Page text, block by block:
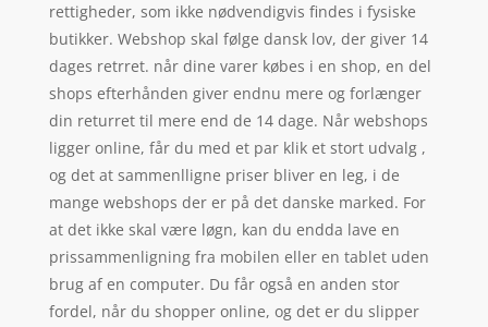
rettigheder, som ikke nødvendigvis findes i fysiske
butikker. Webshop skal følge dansk lov, der giver 14
dages retrret. når dine varer købes i en shop, en del
shops efterhånden giver endnu mere og forlænger
din returret til mere end de 14 dage. Når webshops
ligger online, får du med et par klik et stort udvalg ,
og det at sammenlligne priser bliver en leg, i de
mange webshops der er på det danske marked. For
at det ikke skal være løgn, kan du endda lave en
prissammenligning fra mobilen eller en tablet uden
brug af en computer. Du får også en anden stor
fordel, når du shopper online, og det er du slipper